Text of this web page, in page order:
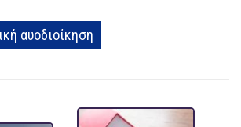
αυοδιοίκηση